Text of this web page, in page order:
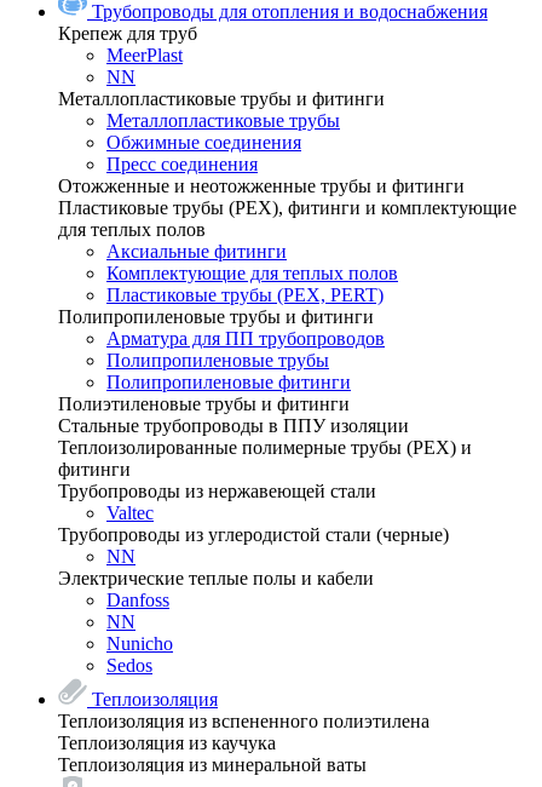
Трубопроводы для отопления и водоснабжения
Крепеж для труб
MeerPlast
NN
Металлопластиковые трубы и фитинги
Металлопластиковые трубы
Обжимные соединения
Пресс соединения
Отожженные и неотожженные трубы и фитинги
Пластиковые трубы (РЕХ), фитинги и комплектующие
для теплых полов
Аксиальные фитинги
Комплектующие для теплых полов
Пластиковые трубы (РЕХ, PERT)
Полипропиленовые трубы и фитинги
Арматура для ПП трубопроводов
Полипропиленовые трубы
Полипропиленовые фитинги
Полиэтиленовые трубы и фитинги
Стальные трубопроводы в ППУ изоляции
Теплоизолированные полимерные трубы (РЕХ) и
фитинги
Трубопроводы из нержавеющей стали
Valtec
Трубопроводы из углеродистой стали (черные)
NN
Электрические теплые полы и кабели
Danfoss
NN
Nunicho
Sedos
Теплоизоляция
Теплоизоляция из вспененного полиэтилена
Теплоизоляция из каучука
Теплоизоляция из минеральной ваты